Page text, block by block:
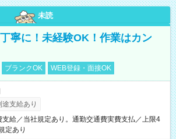
未読
寧に！未経験OK！作業はカン
ブランクOK WEB登録・面接OK
支給あり
支給／当社規定あり。通勤交通費実費支払／上限4
定あり